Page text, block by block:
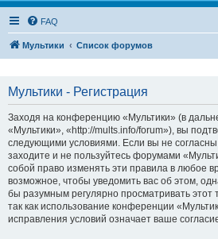
FAQ
Мультики Список форумов
Мультики - Регистрация
Заходя на конференцию «Мультики» (в
«Мультики», «http://mults.info/forum»), вы
следующими условиями. Если вы не
заходите и не пользуйтесь форумами
собой право изменять эти правила в любое
возможное, чтобы уведомить вас об этом,
бы разумным регулярно просматривать этот
так как использование конференции
исправления условий означает ваше